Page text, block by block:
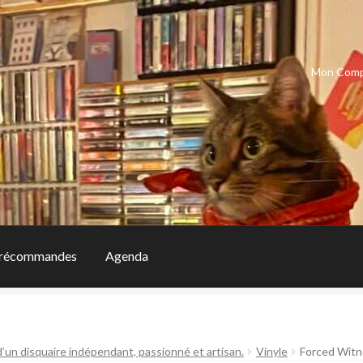
Mon
Agenda
disquaire indépendant, passionné et artisan. Vinyle Forced